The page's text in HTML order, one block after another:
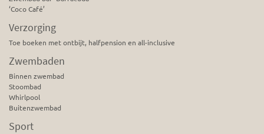
‘Coco Café’
Verzorging
Toe boeken met ontbijt, halfpension en all-inclusive
Zwembaden
Binnen zwembad
Stoombad
Whirlpool
Buitenzwembad
Sport